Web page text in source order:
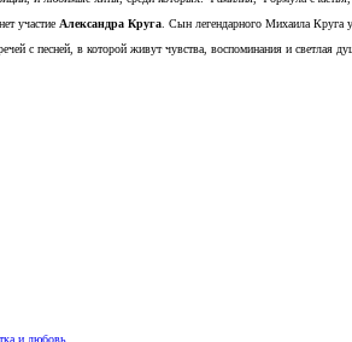
участие Александра Круга . Сын легендарного Михаила Круга
с песней, в которой живут чувства, воспоминания и светлая